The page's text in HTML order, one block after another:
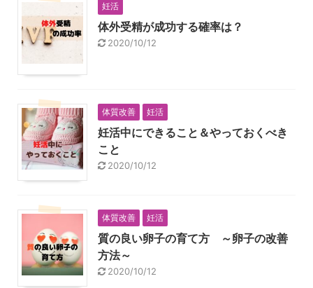
妊活
体外受精が成功する確率は？
2020/10/12
体質改善 妊活
妊活中にできること＆やっておくべき
こと
2020/10/12
体質改善 妊活
質の良い卵子の育て方 ～卵子の改善
方法～
2020/10/12